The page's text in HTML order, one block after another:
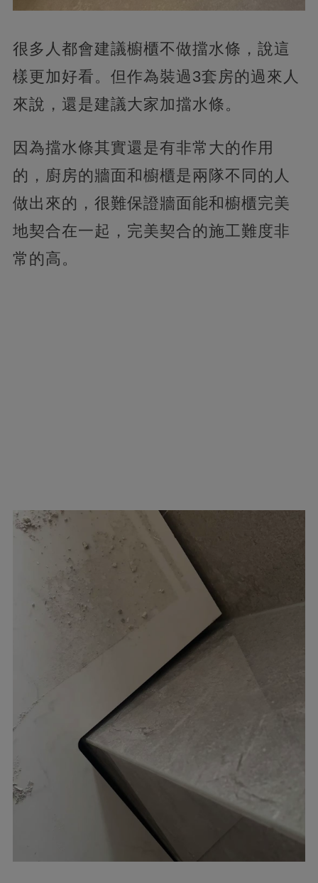
很多人都會建議櫥櫃不做擋水條，說這
樣更加好看。但作為裝過3套房的過來人
來說，還是建議大家加擋水條。
因為擋水條其實還是有非常大的作用
的，廚房的牆面和櫥櫃是兩隊不同的人
做出來的，很難保證牆面能和櫥櫃完美
地契合在一起，完美契合的施工難度非
常的高。